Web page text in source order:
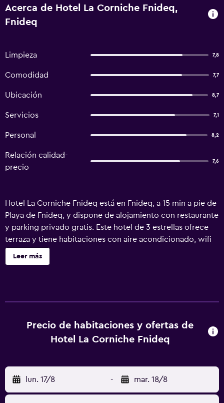
Acerca de Hotel La Corniche Fnideq,
Fnideq
Limpieza 7,8
Comodidad 7,7
Ubicación 8,7
Servicios 7,1
Personal 8,2
Relación calidad-
precio
7,6
Hotel La Corniche Fnideq está en Fnideq, a 15 min a pie de
Playa de Fnideq, y dispone de alojamiento con restaurante
y parking privado gratis. Este hotel de 3 estrellas ofrece
terraza y tiene habitaciones con aire acondicionado, wifi
gratis y baño privado. El hotel tiene habitaciones
familiares. En el hotel, todas las habitaciones tienen patio.
cualquier momento.
Leer más
Precio de habitaciones y ofertas de
Hotel La Corniche Fnideq
lun. 17/8 - mar. 18/8